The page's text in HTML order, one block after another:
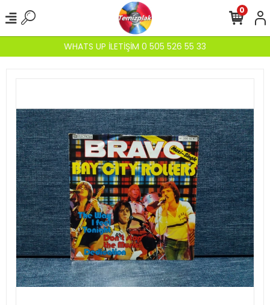
WHATS UP İLETİŞİM 0 505 526 55 33
0